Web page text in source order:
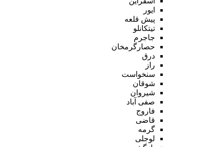
ایور
پیش قلعه
تیتکانلو
جاجرم
حصارگرمخان
درق
راز
سنخواست
شوقان
شیروان
صفی آباد
فاروج
قاضی
گرمه
لوجلی